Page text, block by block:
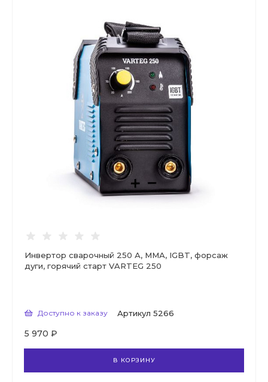
Инвертор сварочный 250 А, ММА, IGBT, форсаж
дуги, горячий старт VARTEG 250
Доступно к заказу Артикул 5266
5 970 ₽
В КОРЗИНУ